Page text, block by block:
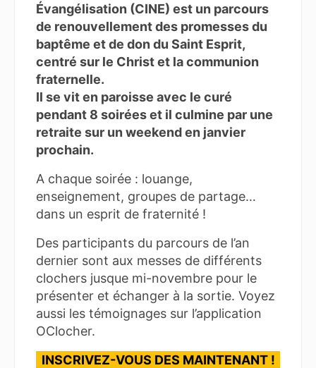
Évangélisation (CINE) est un parcours
de renouvellement des promesses du
baptême et de don du Saint Esprit,
centré sur le Christ et la communion
fraternelle.
Il se vit en paroisse avec le curé
pendant 8 soirées et il culmine par une
retraite sur un weekend en janvier
prochain.
A chaque soirée : louange,
enseignement, groupes de partage…
dans un esprit de fraternité !
Des participants du parcours de l’an
dernier sont aux messes de différents
clochers jusque mi-novembre pour le
présenter et échanger à la sortie. Voyez
aussi les témoignages sur l’application
OClocher.
INSCRIVEZ-VOUS DES MAINTENANT !